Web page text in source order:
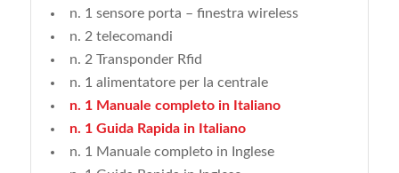
n. 1 sensore porta – finestra wireless
n. 2 telecomandi
n. 2 Transponder Rfid
n. 1 alimentatore per la centrale
n. 1 Manuale completo in Italiano
n. 1 Guida Rapida in Italiano
n. 1 Manuale completo in Inglese